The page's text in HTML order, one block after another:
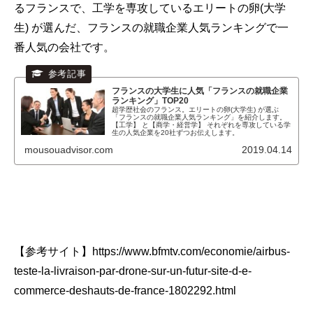
るフランスで、工学を専攻しているエリートの卵(大学
生) が選んだ、フランスの就職企業人気ランキングで一
番人気の会社です。
フランスの大学生に人気「フランスの就職企業
ランキング」TOP20
超学歴社会のフランス。エリートの卵(大学生) が選ぶ
「フランスの就職企業人気ランキング」を紹介します。
【工学】 と【商学・経営学】 それぞれを専攻している学
生の人気企業を20社ずつお伝えします。
mousouadvisor.com 2019.04.14
【参考サイト】https://www.bfmtv.com/economie/airbus-
teste-la-livraison-par-drone-sur-un-futur-site-d-e-
commerce-deshauts-de-france-1802292.html